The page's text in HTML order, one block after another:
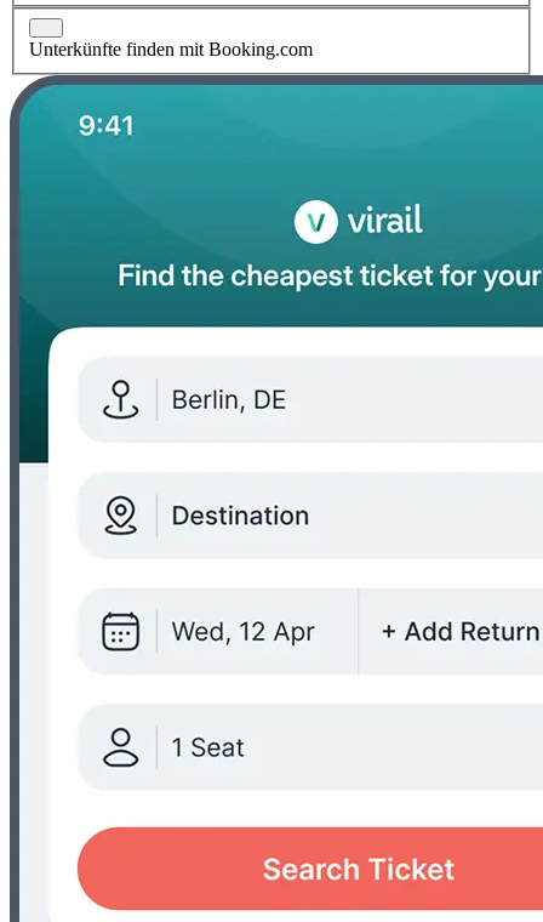
Unterkünfte finden mit Booking.com